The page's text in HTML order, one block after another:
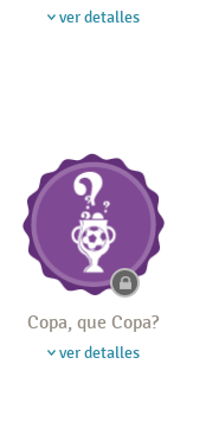
ver detalles
Copa, que Copa?
ver detalles